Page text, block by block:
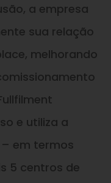
a empresa
sua relação
melhorando
e utiliza a
em termos
5 centros de